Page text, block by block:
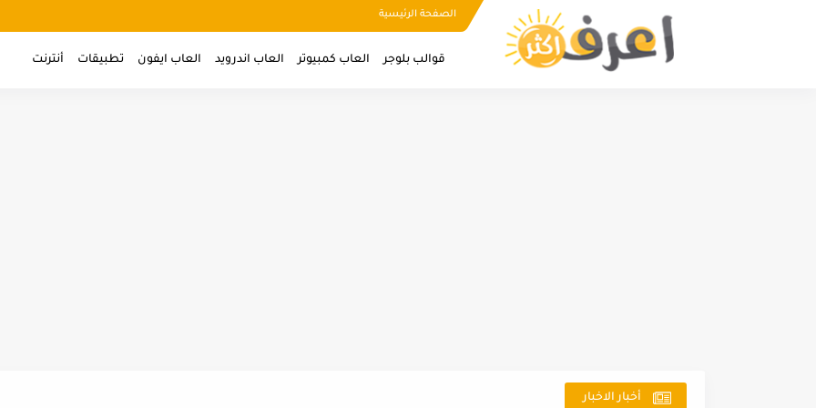
الصفحة الرئيسية
قوالب بلوجر العاب كمبيوتر العاب اندرويد العاب ايفون تطبيقات أنترنت
أخبار الاخبار